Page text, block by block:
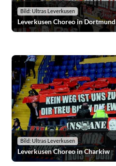
Bild: Ultras Leverkusen
Leverkusen Choreo in Dortmund
Bild: Ultras Leverkusen
Leverkusen Choreo in Charkiw